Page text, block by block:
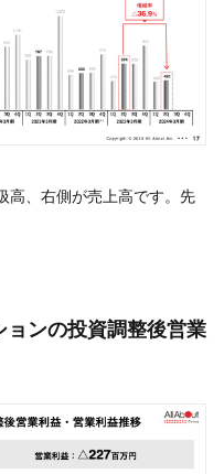
高、右側が売上高です。先
ンの投資調整後営業